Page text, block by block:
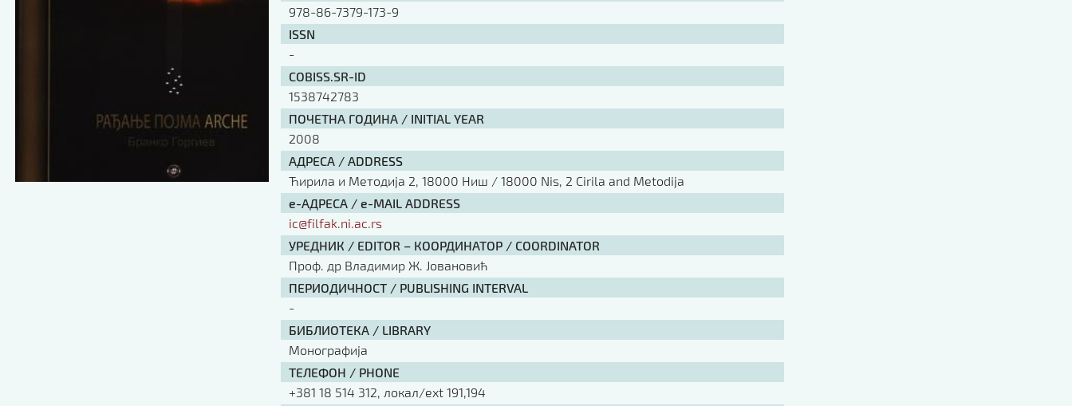
978-86-7379-173-9
ISSN
-
COBISS.SR-ID
1538742783
ПОЧЕТНА ГОДИНА / INITIAL YEAR
2008
АДРЕСА / ADDRESS
Ћирила и Методија 2, 18000 Ниш / 18000 Nis, 2 Cirila and Metodija
е-АДРЕСА / e-MAIL ADDRESS
ic@filfak.ni.ac.rs
УРЕДНИК / EDITOR – КООРДИНАТОР / COORDINATOR
Проф. др Владимир Ж. Јовановић
ПЕРИОДИЧНОСТ / PUBLISHING INTERVAL
-
БИБЛИОТЕКА / LIBRARY
Монографија
ТЕЛЕФОН / PHONE
+381 18 514 312, локал/ext 191,194